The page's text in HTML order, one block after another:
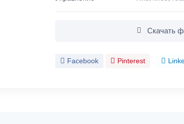
Скачать
Facebook Pinterest